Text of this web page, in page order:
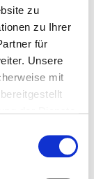
zu
zu Ihrer
für
Unsere
mit